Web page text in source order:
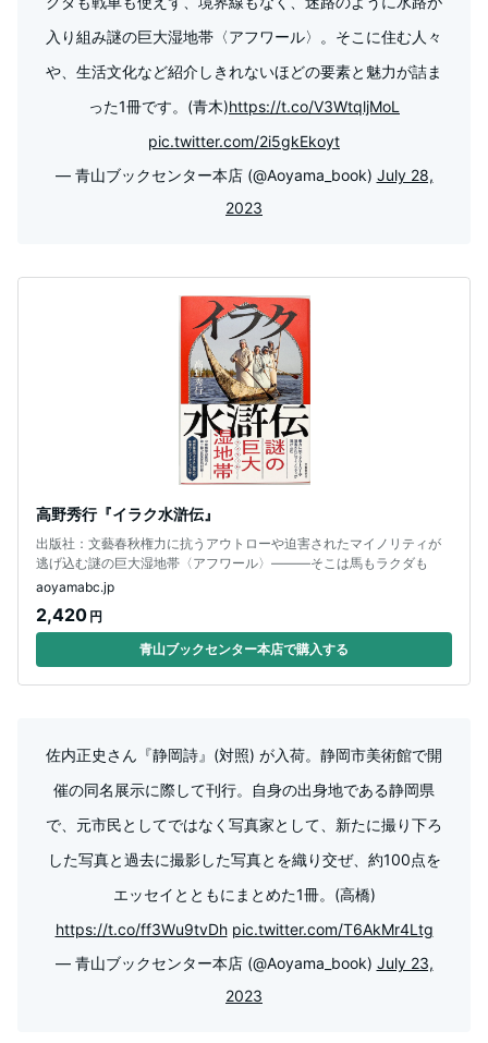
入り組み謎の巨大湿地帯〈アフワール〉。そこに住む人々
や、生活文化など紹介しきれないほどの要素と魅力が詰ま
った1冊です。(青木)https://t.co/V3WtqljMoL
pic.twitter.com/2i5gkEkoyt
— 青山ブックセンター本店 (@Aoyama_book) July 28,
2023
高野秀行『イラク水滸伝』
出版社：文藝春秋権力に抗うアウトローや迫害されたマイノリティが
逃げ込む謎の巨大湿地帯〈アフワール〉―――そこは馬もラクダも
aoyamabc.jp
2,420 円
青山ブックセンター本店で購入する
佐内正史さん『静岡詩』(対照) が入荷。静岡市美術館で開
催の同名展示に際して刊行。自身の出身地である静岡県
で、元市民としてではなく写真家として、新たに撮り下ろ
した写真と過去に撮影した写真とを織り交ぜ、約100点を
エッセイとともにまとめた1冊。(高橋)
https://t.co/ff3Wu9tvDh pic.twitter.com/T6AkMr4Ltg
— 青山ブックセンター本店 (@Aoyama_book) July 23,
2023